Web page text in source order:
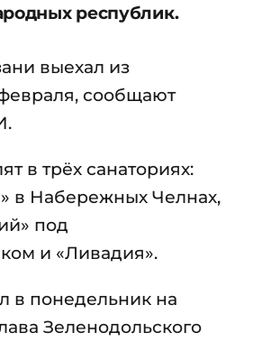
республик.
выехал из
февраля, сообщают
в трёх санаториях:
в Набережных Челнах,
под
и «Ливадия».
в понедельник на
Зеленодольского